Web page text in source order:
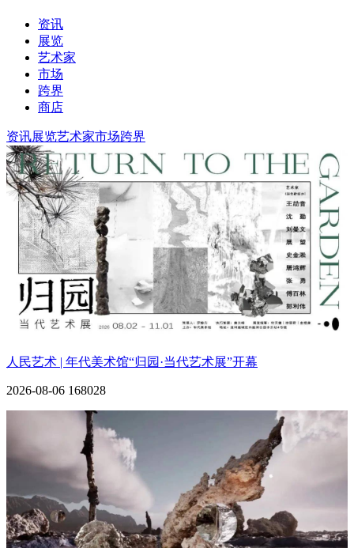
资讯
展览
艺术家
市场
跨界
商店
资讯展览艺术家市场跨界
人民艺术 | 年代美术馆“归园·当代艺术展”开幕
2026-08-06 168028